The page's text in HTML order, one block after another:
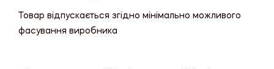
Товар відпускається згідно мінімально можливого
фасування виробника